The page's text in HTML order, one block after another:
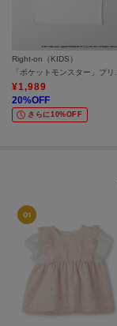
Right-on（KIDS）
¥1,989
20%OFF
さらに10%OFF